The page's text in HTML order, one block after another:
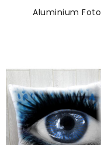
Aluminium Foto